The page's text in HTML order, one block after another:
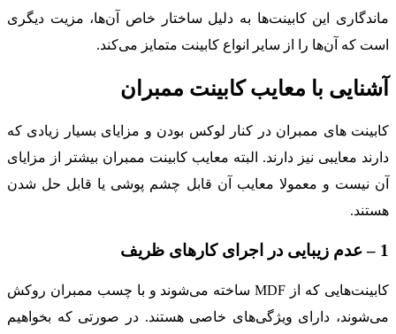
ماندگاری این کابینت‌ها به دلیل ساختار خاص آن‌ها، مزیت دیگری
است که آن‌ها را از سایر انواع کابینت متمایز می‌کند.
آشنایی با معایب کابینت ممبران
کابینت های ممبران در کنار لوکس بودن و مزایای بسیار زیادی که
دارند معایبی نیز دارند. البته معایب کابینت ممبران بیشتر از مزایای
آن نیست و معمولا معایب آن قابل چشم پوشی یا قابل حل شدن
هستند.
1 – عدم زیبایی در اجرای کارهای ظریف
کابینت‌هایی که از MDF ساخته می‌شوند و با چسب ممبران روکش
می‌شوند، دارای ویژگی‌های خاصی هستند. در صورتی که بخواهیم